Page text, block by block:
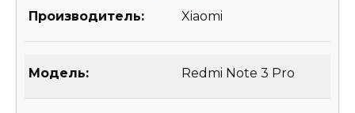
Производитель: Xiaomi
Модель: Redmi Note 3 Pro